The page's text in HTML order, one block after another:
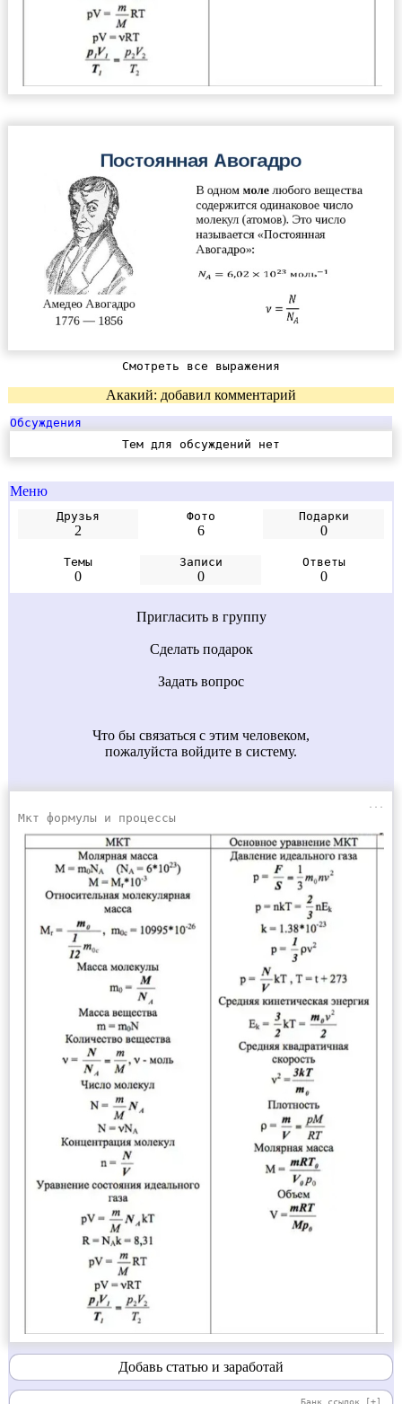
Смотреть все выражения
Акакий: добавил комментарий
Обсуждения
Тем для обсуждений нет
Меню
Друзья
2
Фото
6
Подарки
0
Темы
0
Записи
0
Ответы
0
Пригласить в группу
Сделать подарок
Задать вопрос
Что бы связаться с этим человеком,
пожалуйста войдите в систему.
Мкт формулы и процессы
Добавь статью и заработай
Банк ссылок [+]